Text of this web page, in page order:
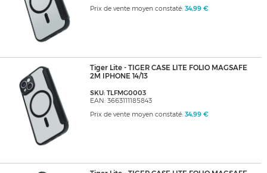
Prix de vente moyen constaté: 34,99 €
Tiger Lite - TIGER CASE LITE FOLIO MAGSAFE
2M IPHONE 14/13
SKU: TLFMG0003
EAN: 3663111185843
Prix de vente moyen constaté: 34,99 €